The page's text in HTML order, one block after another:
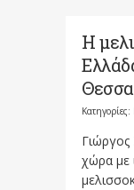
Η
Κατηγορίες:
χώρα με